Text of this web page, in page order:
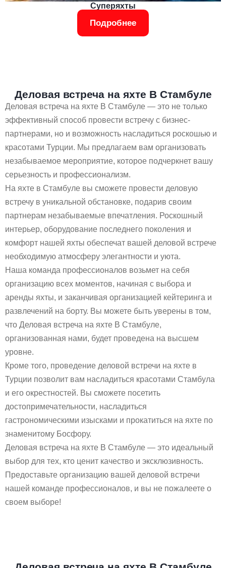
Суперяхты
Подробнее
Деловая встреча на яхте В Стамбуле
Деловая встреча на яхте В Стамбуле — это не только
эффективный способ провести встречу с бизнес-
партнерами, но и возможность насладиться роскошью и
красотами Турции. Мы предлагаем вам организовать
незабываемое мероприятие, которое подчеркнет вашу
серьезность и профессионализм.
На яхте в Стамбуле вы сможете провести деловую
встречу в уникальной обстановке, подарив своим
партнерам незабываемые впечатления. Роскошный
интерьер, оборудование последнего поколения и
комфорт нашей яхты обеспечат вашей деловой встрече
необходимую атмосферу элегантности и уюта.
Наша команда профессионалов возьмет на себя
организацию всех моментов, начиная с выбора и
аренды яхты, и заканчивая организацией кейтеринга и
развлечений на борту. Вы можете быть уверены в том,
что Деловая встреча на яхте В Стамбуле,
организованная нами, будет проведена на высшем
уровне.
Кроме того, проведение деловой встречи на яхте в
Турции позволит вам насладиться красотами Стамбула
и его окрестностей. Вы сможете посетить
достопримечательности, насладиться
гастрономическими изысками и прокатиться на яхте по
знаменитому Босфору.
Деловая встреча на яхте В Стамбуле — это идеальный
выбор для тех, кто ценит качество и эксклюзивность.
Предоставьте организацию вашей деловой встречи
нашей команде профессионалов, и вы не пожалеете о
своем выборе!